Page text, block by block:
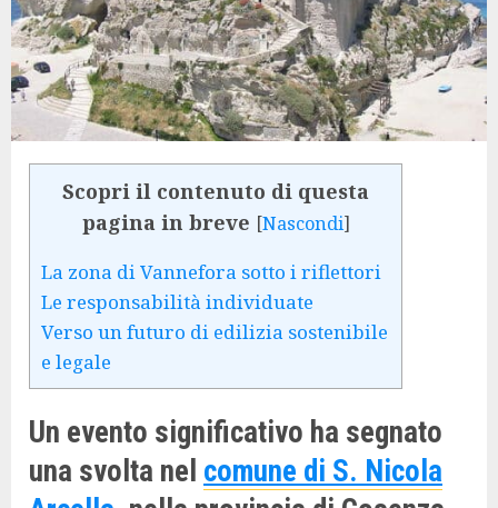
Scopri il contenuto di questa
pagina in breve [Nascondi]
La zona di Vannefora sotto i riflettori
Le responsabilità individuate
Verso un futuro di edilizia sostenibile
e legale
Un evento significativo ha segnato
una svolta nel comune di S. Nicola